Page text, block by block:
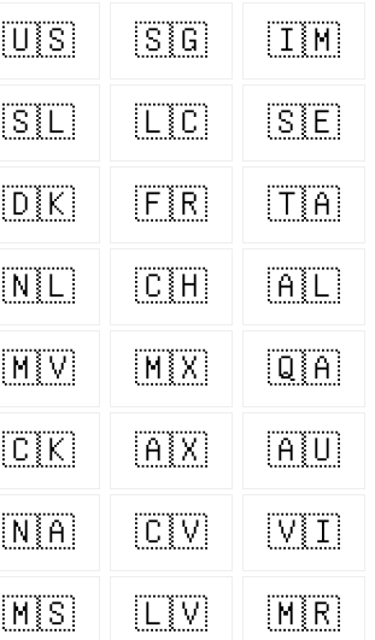
🇺🇸 🇸🇬 🇮🇲
🇸🇱 🇱🇨 🇸🇪
🇩🇰 🇫🇷 🇹🇦
🇳🇱 🇨🇭 🇦🇱
🇲🇻 🇲🇽 🇶🇦
🇨🇰 🇦🇽 🇦🇺
🇳🇦 🇨🇻 🇻🇮
🇲🇸 🇱🇻 🇲🇷